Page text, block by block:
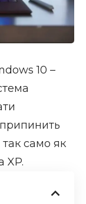
10 –
так само як
XP.